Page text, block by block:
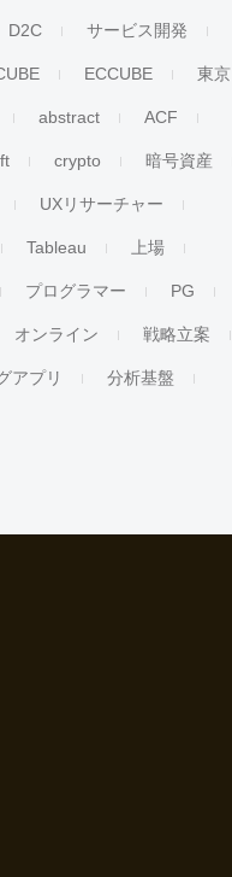
D2C サービス開発
ECCUBE 東京
abstract ACF
crypto 暗号資産
UXリサーチャー
Tableau 上場
プログラマー PG
オンライン 戦略立案
アプリ 分析基盤